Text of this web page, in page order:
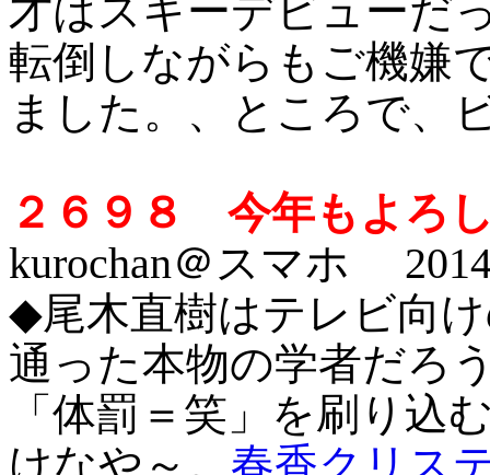
才はスキーデビューだ
転倒しながらもご機嫌
ました。、ところで、
２６９８ 今年もよろ
kurochan＠スマホ
◆尾木直樹はテレビ向
通った本物の学者だろ
「体罰＝笑」を刷り込
けなや～。 春香クリス